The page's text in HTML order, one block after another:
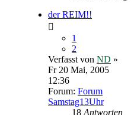
der REIM!!
1
2
Verfasst von ND »
Fr 20 Mai, 2005
12:36
Forum: Forum
Samstag13Uhr
18 Antworten